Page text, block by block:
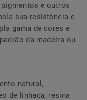
e outros
sua resistência e
gama de cores e
da madeira ou
natural,
de linhaça, resina